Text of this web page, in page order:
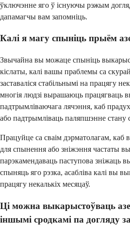
ўключэнне яго ў існуючы рэжым
дапамагчы вам запомніць.
Калі я магу спыніць прыём
Звычайна вы можаце спыніць
кіслаты, калі вашы праблемы са
заставаліся стабільнымі на працягу
многія людзі вырашаюць працягваць
падтрымліваючага лячэння, каб
або падтрымліваць паляпшэнне стану
Працуйце са сваім дэрматолагам, каб
для спынення або зніжэння частаты
парэкамендаваць паступова зніжаць
спыняць яго рэзка, асабліва калі вы
працягу некалькіх месяцаў.
Ці можна выкарыстоўваць
іншымі сродкамі па догляду